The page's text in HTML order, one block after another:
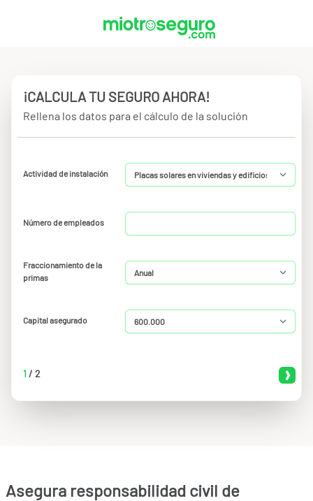
Asegura responsabilidad civil de
¡CALCULA TU SEGURO AHORA!
Rellena los datos para el cálculo de la solución
Actividad de instalación
Número de empleados
Fraccionamiento de la
primas
Capital asegurado
1/ 2